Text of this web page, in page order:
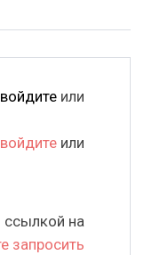
войдите или
войдите или
ссылкой на
запросить